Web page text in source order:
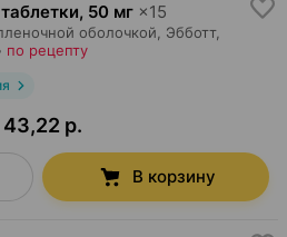
, 50 мг ×15
оболочкой, Эбботт,
по рецепту
р.
В корзину